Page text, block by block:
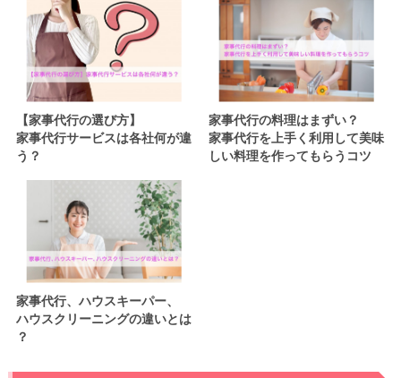
【家事代行の選び方】
家事代行サービスは各社何が違
う？
家事代行の料理はまずい？
家事代行を上手く利用して美味
しい料理を作ってもらうコツ
家事代行、ハウスキーパー、
ハウスクリーニングの違いとは
？